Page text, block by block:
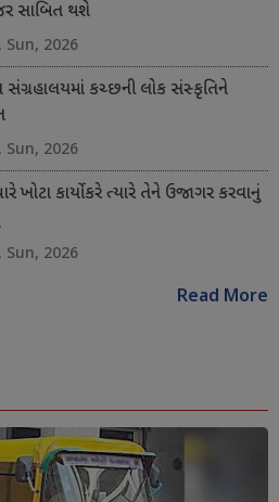
સાબિત થશે
2026
સંગ્રહાલયમાં કચ્છની લોક સંસ્કૃતિને
2026
ખોટા કાર્યો કરે ત્યારે તેને ઉજાગર કરવાનું
2026
Read More